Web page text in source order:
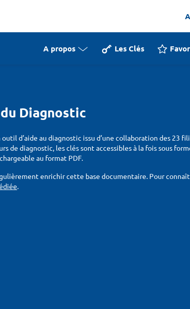
A propos Les Clés
Diagnostic
d’aide au diagnostic issu d’une collaboration des 23
de diagnostic, les clés sont accessibles à la fois sous
au format PDF.
enrichir cette base documentaire. Pour
.